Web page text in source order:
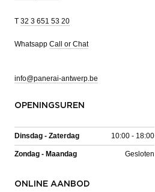
T 32 3 651 53 20
Whatsapp Call or Chat
info@panerai-antwerp.be
OPENINGSUREN
Dinsdag - Zaterdag 10:00 - 18:00
Zondag - Maandag Gesloten
ONLINE AANBOD